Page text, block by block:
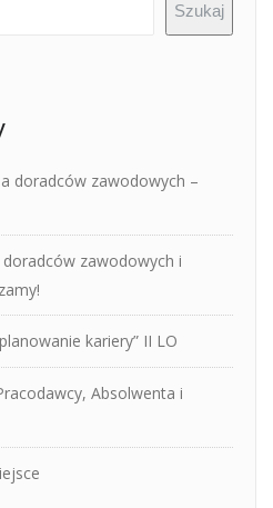
Szukaj
doradców zawodowych –
doradców zawodowych i
kariery” II LO
Absolwenta i